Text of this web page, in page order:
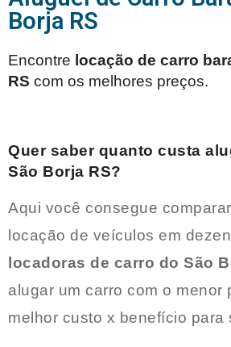
Borja RS
Encontre locação de carro
RS com os melhores preços.
Quer saber quanto custa
São Borja RS?
Aqui você consegue
locação de veículos em
locadoras de carro do São
alugar um carro com o menor
melhor custo x benefício para